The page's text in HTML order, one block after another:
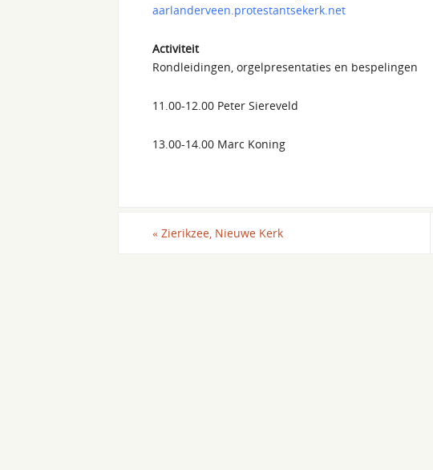
aarlanderveen.protestantsekerk.net
Activiteit
Rondleidingen, orgelpresentaties en bespelingen
11.00-12.00 Peter Siereveld
13.00-14.00 Marc Koning
« Zierikzee, Nieuwe Kerk